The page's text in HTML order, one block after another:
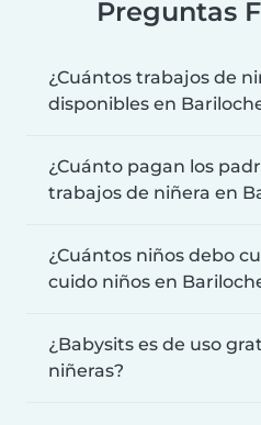
Preguntas
¿Cuántos trabajos de
disponibles en
¿Cuánto pagan los
trabajos de niñera en
¿Cuántos niños debo
cuido niños en
¿Babysits es de uso
niñeras?